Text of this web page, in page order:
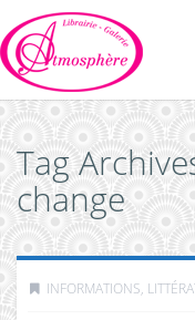
Tag
change
INFORMATIONS,